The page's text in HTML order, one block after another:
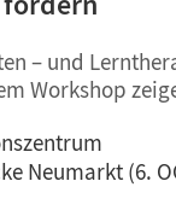
– und
Workshop
Neumarkt (6.